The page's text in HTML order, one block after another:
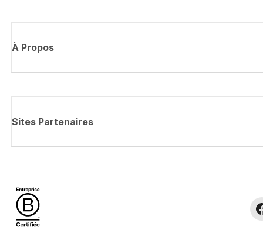
À Propos
Sites Partenaires